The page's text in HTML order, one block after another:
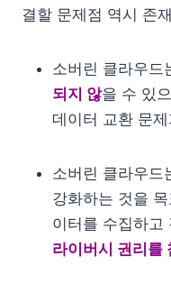
결할 문제점 역시 존
소버린 클라우드
되지 않을 수 있
데이터 교환 문
소버린 클라우드
강화하는 것을
이터를 수집하고
라이버시 권리를